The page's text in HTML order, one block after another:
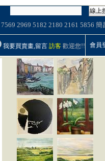
線上
7569 2969 5182 2180 2161 5856 簡
我要買賣畫,留言 訪客 歡迎您!! 會員